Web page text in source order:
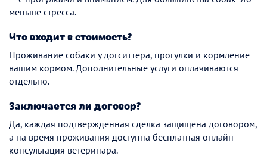
меньше стресса.
Что входит в стоимость?
Проживание собаки у догситтера, прогулки и кормление
вашим кормом. Дополнительные услуги оплачиваются
отдельно.
Заключается ли договор?
Да, каждая подтверждённая сделка защищена договором,
а на время проживания доступна бесплатная онлайн-
консультация ветеринара.